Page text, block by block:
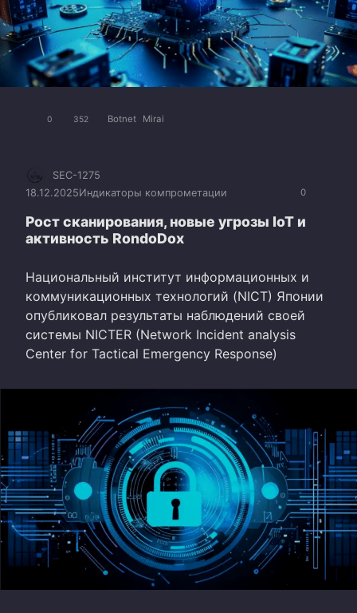
0 352 Botnet Mirai
0
SEC-1275
18.12.2025Индикаторы компрометации
Рост сканирования, новые угрозы IoT и
активность RondoDox
Национальный институт информационных и
коммуникационных технологий (NICT) Японии
опубликовал результаты наблюдений своей
системы NICTER (Network Incident analysis
Center for Tactical Emergency Response)